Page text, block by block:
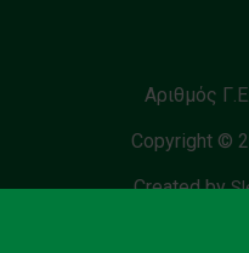
Αριθμός
Copyright ©
Created by